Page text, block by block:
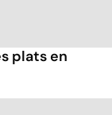
plats en